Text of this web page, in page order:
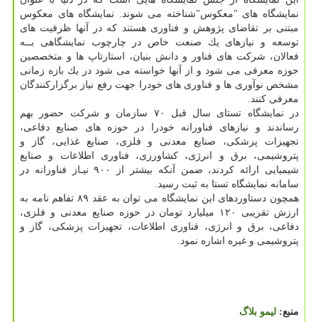
نمایشگاه های "معكوس"شناخته می شوند. نمایشگاه های معكوس
مبتنی بر تقاضای پژوهش و فناوری هستند كه در آنها ظرفیت های
توسعه و نیازهای یك صنعت خاص در چارچوب نمایشگاهی بــه
فعالان، شركت های فناور و دانش بنیان، استارتاپ ها و متخصصین
حوزه معرفی می شود و از آنها خواسته می شود در یك بازه زمانی
مشخص نوآوری ها و فناوری های خودرا جهت رفع نیاز برگزاركنندگان
معرفی كنند.
در نمایشگاه تستای سال قبل ۷۰ سازمان و شركت حضور بهم
رساندند و نیازهای فناورانه خودرا در حوزه های صنایع دفاعی،
تجهیزات پزشكی، صنایع معدنی و فلزی، صنایع غذایی، گاز و
پتروشیمی، برق و انرژی، كشاورزی، فناوری اطلاعات و صنایع
شیمیایی ارائه كردند، ضمن آنكه بیشتر از ۹۰۰ نیـاز فناورانه در
سامانه نمایشگاه تستا به ثبت رسید.
همچون دستاوردهای این نمایشگاه می توان به عقد ۸۹ تفاهم نامه به
ارزش تقریبی ۱۲۰ میلیارد تومان در حوزه صنایع معدنی و فلزی،
دفاعی، برق و انرژی، فناوری اطلاعات، تجهیزات پزشكی، گاز و
پتروشیمی و غیره اشاره نمود.
منبع: لیمو بلاگ